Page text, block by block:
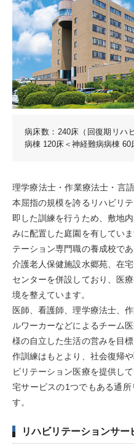
病床数：240床（回復期リハ
病棟 120床＜神経難病病棟 60
理学療法士・作業療法士・言
本屈指の規模を誇るリハビリ
即した訓練を行うため、敷地
みに配置した庭園を有してい
テーション専門職の養成校で
介護老人保健施設水郷苑、在
センターを併設しており、医
境を整えています。
医師、看護師、理学療法士、
ルワーカーなどによるチーム
様の自立した生活の営みを目
作訓練はもとより、社会復帰
ビリテーション医療を提供し
宅サービスの1つでもある通
す。
リハビリテーションサー